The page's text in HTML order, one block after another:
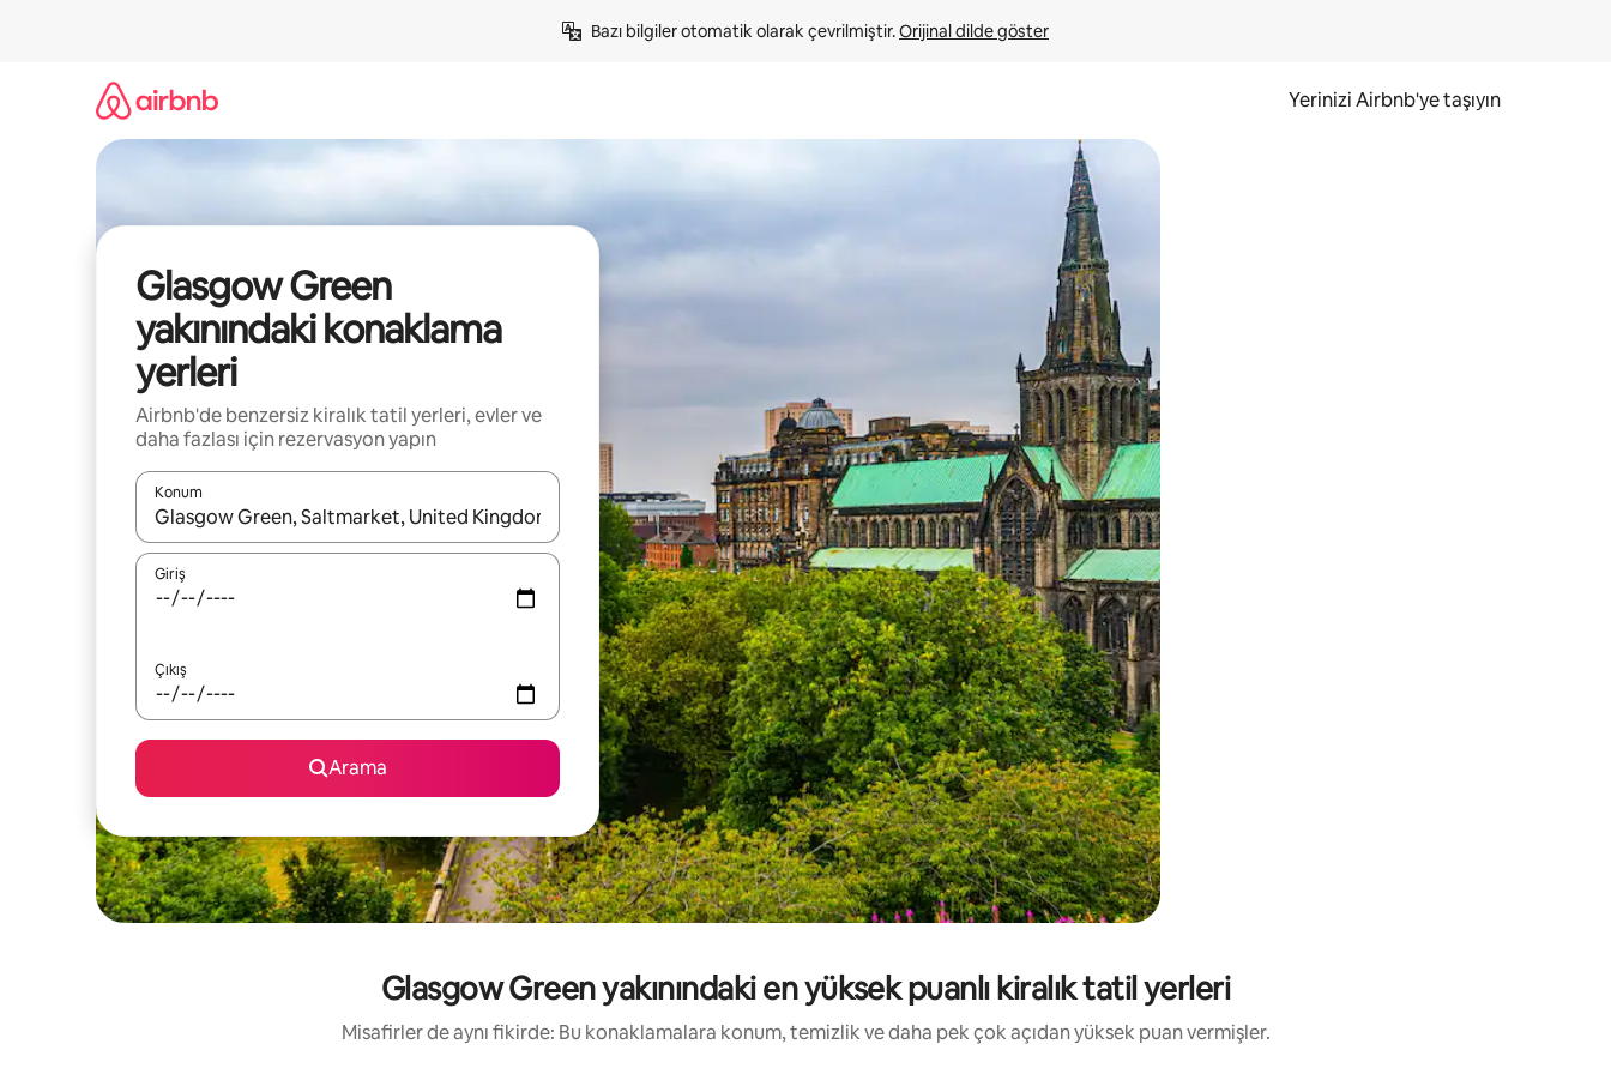
Bazı bilgiler otomatik olarak çevrilmiştir. Orijinal dilde göster
Yerinizi Airbnb'ye taşıyın
Glasgow Green
yakınındaki konaklama
yerleri
Airbnb'de benzersiz kiralık tatil yerleri, evler ve
daha fazlası için rezervasyon yapın
Konum
Sonuçlar kullanılabilir olduğunda yukarı ve aşağı oklarıyla gezinin veya dokunarak ya da kaydırma hareketleriyle keşfedin.
Giriş
Çıkış
Arama
Glasgow Green yakınındaki en yüksek puanlı kiralık tatil yerleri
Misafirler de aynı fikirde: Bu konaklamalara konum, temizlik ve daha pek çok açıdan yüksek puan vermişler.